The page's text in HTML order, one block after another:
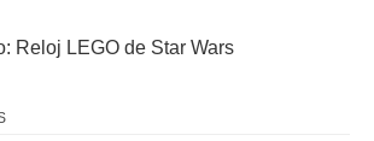
Reloj LEGO de Star Wars